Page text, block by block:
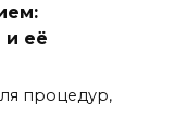
и её
процедур,